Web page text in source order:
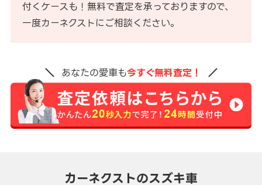
付くケースも！無料で査定を承っておりますので、
一度カーネクストにご相談ください。
あなたの愛車も今すぐ無料査定！
カーネクストのスズキ車